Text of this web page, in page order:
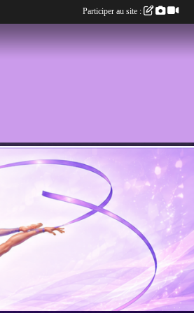
Participer au site :